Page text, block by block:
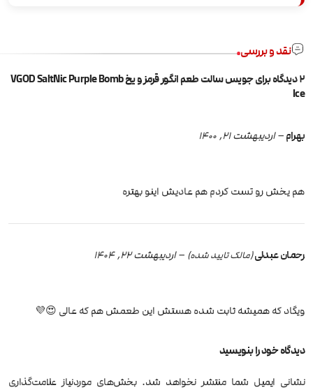
نقد و بررسی
2 دیدگاه برای
جویس سالت طعم انگور قرمز و یخ VGOD SaltNic Purple Bomb
Ice
بهرام–اردیبهشت 21, 1400
هم یخش رو تست کردم هم عادیش اینو بهتره
رحمان عبدلی(مالک تایید شده) –اردیبهشت 22, 1404
ویگاد که همیشه ثابت شده هستش این طعمش هم که عالی 😍💜
دیدگاه خود را بنویسید
نشانی ایمیل شما منتشر نخواهد شد. بخش‌های موردنیاز علامت‌گذاری